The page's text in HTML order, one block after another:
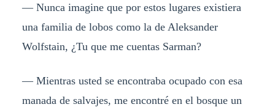
— Nunca imagine que por estos lugares existiera
una familia de lobos como la de Aleksander
Wolfstain, ¿Tu que me cuentas Sarman?
— Mientras usted se encontraba ocupado con esa
manada de salvajes, me encontré en el bosque un